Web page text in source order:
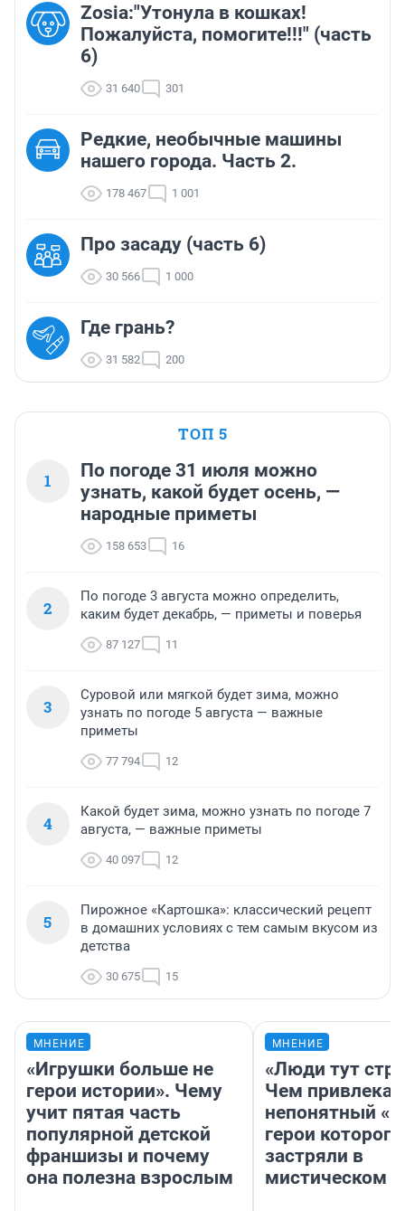
Zosia:"Утонула в кошках!
Пожалуйста, помогите!!!" (часть
6)
31 640 301
Редкие, необычные машины
нашего города. Часть 2.
178 467 1 001
Про засаду (часть 6)
30 566 1 000
Где грань?
31 582 200
ТОП 5
1
По погоде 31 июля можно
узнать, какой будет осень, —
народные приметы
158 653 16
2
По погоде 3 августа можно определить,
каким будет декабрь, — приметы и поверья
87 127 11
3
Суровой или мягкой будет зима, можно
узнать по погоде 5 августа — важные
приметы
77 794 12
4
Какой будет зима, можно узнать по погоде 7
августа, — важные приметы
40 097 12
5
Пирожное «Картошка»: классический рецепт
в домашних условиях с тем самым вкусом из
детства
30 675 15
МНЕНИЕ
«Игрушки больше не
герои истории». Чему
учит пятая часть
популярной детской
франшизы и почему
она полезна взрослым
МНЕНИЕ
«Люди тут
Чем
непонятный
герои которого
застряли в
мистическом